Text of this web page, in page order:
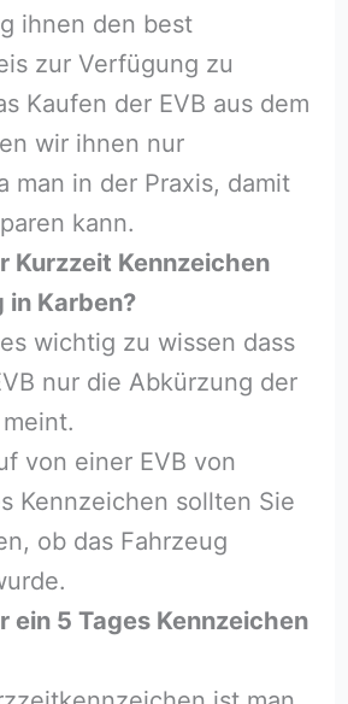
ihnen den best
zur Verfügung zu
Kaufen der EVB aus dem
wir ihnen nur
man in der Praxis, damit
kann.
Kurzzeit Kennzeichen
in Karben?
wichtig zu wissen dass
nur die Abkürzung der
von einer EVB von
Kennzeichen sollten Sie
ob das Fahrzeug
ein 5 Tages Kennzeichen